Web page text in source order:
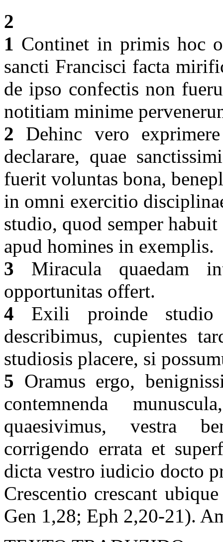
2
1 Continet in primis hoc
sancti Francisci facta
de ipso confectis non
notitiam minime
2 Dehinc vero
declarare, quae
fuerit voluntas bona,
in omni exercitio
studio, quod semper
apud homines in exemplis.
3 Miracula quaedam
opportunitas offert.
4 Exili proinde studio
describimus, cupientes
studiosis placere, si
5 Oramus ergo,
contemnenda
quaesivimus, vestra
corrigendo errata et
dicta vestro iudicio docto
Crescentio crescant
Gen 1,28; Eph 2,20-21).